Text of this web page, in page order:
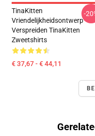
TinaKitten
Vriendelijkheidsontwerp
Verspreiden TinaKitten
Zweetshirts
€ 37,67 - € 44,11
-